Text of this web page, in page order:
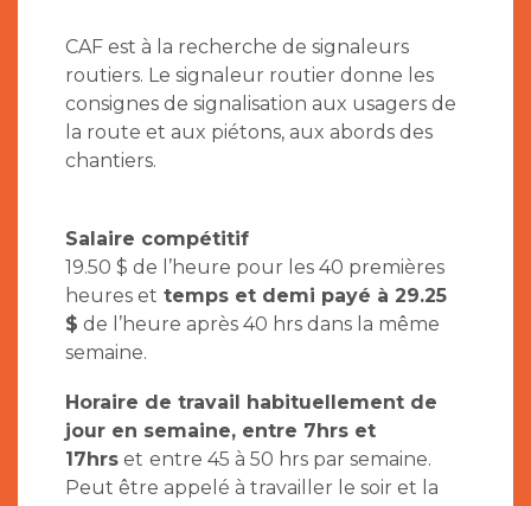
CAF est à la recherche de signaleurs
routiers. Le signaleur routier donne les
consignes de signalisation aux usagers de
la route et aux piétons, aux abords des
chantiers.
Salaire compétitif
19.50 $ de l’heure pour les 40 premières
heures et temps et demi payé à 29.25
$ de l’heure après 40 hrs dans la même
semaine.
Horaire de travail habituellement de
jour en semaine, entre 7hrs et
17hrs et entre 45 à 50 hrs par semaine.
Peut être appelé à travailler le soir et la